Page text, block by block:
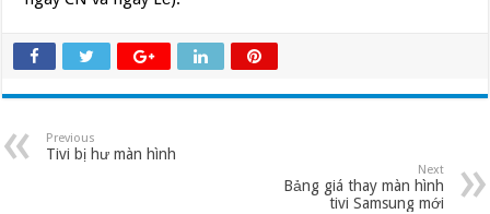
Previous
Tivi bị hư màn hình
Next
Bảng giá thay màn hình
tivi Samsung mới